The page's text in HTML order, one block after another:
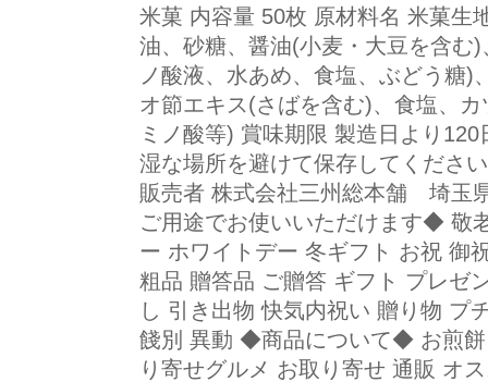
米菓 内容量 50枚 原材料名 米菓生
油、砂糖、醤油(小麦・大豆を含む
ノ酸液、水あめ、食塩、ぶどう糖
オ節エキス(さばを含む)、食塩、
ミノ酸等) 賞味期限 製造日より
湿な場所を避けて保存してくださ
販売者 株式会社三州総本舗 埼玉
ご用途でお使いいただけます◆ 敬
ー ホワイトデー 冬ギフト お祝 御
粗品 贈答品 ご贈答 ギフト プレゼ
し 引き出物 快気内祝い 贈り物 プ
餞別 異動 ◆商品について◆ お煎
り寄せグルメ お取り寄せ 通販 オ